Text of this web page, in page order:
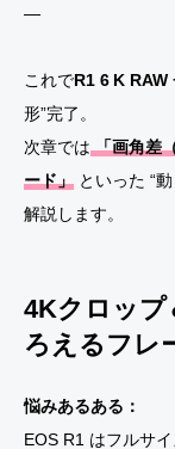
—
これでR1 6 K RAW
形”完了。
次章では「画角差
ード」 といった “
解説します。
4Kクロップ
ろえるフレ
悩みあるある：
EOS R1 はフルサ